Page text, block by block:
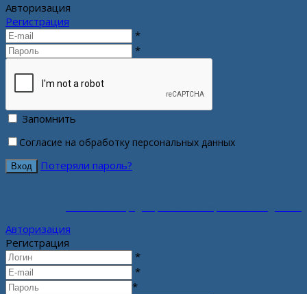
Авторизация
Регистрация
*
*
Запомнить
Согласие на обработку персональных данных
Потеряли пароль?
Авторизация
Регистрация
*
*
*